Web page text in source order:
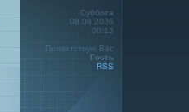
Суббота
08.08.2026
00:13
Приветствую Вас
Гость
RSS